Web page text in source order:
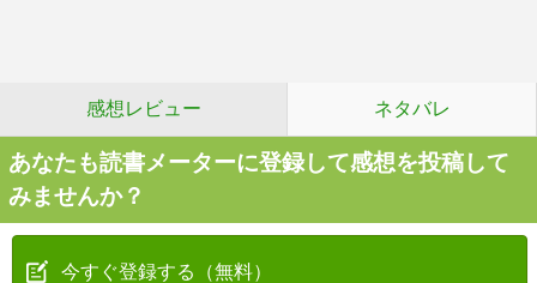
感想レビュー ネタバレ
あなたも読書メーターに登録して感想を投稿して
みませんか？
今すぐ登録する（無料）